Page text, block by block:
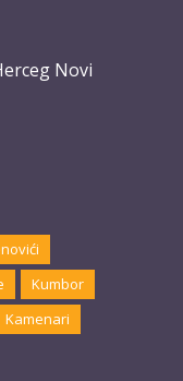
Novi
Kumbor
Kamenari